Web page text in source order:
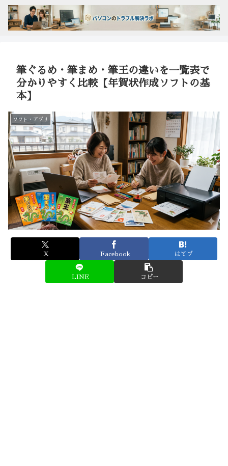
筆ぐるめ・筆まめ・筆王の違いを一覧表で
分かりやすく比較【年賀状作成ソフトの基
本】
ソフト・アプリ
X Facebook はてブ
LINE コピー